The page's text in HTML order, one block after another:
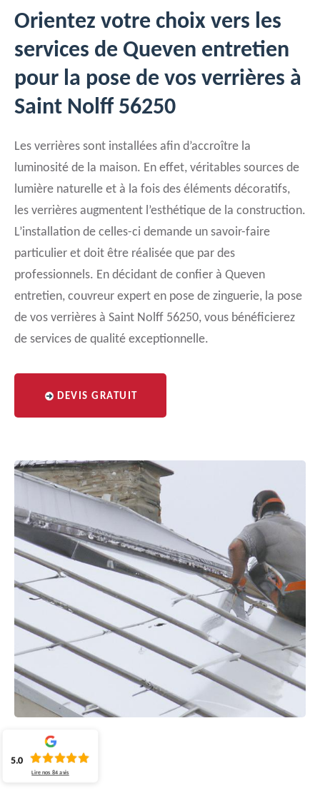
Orientez votre choix vers les
services de Queven entretien
pour la pose de vos verrières à
Saint Nolff 56250
Les verrières sont installées afin d’accroître la
luminosité de la maison. En effet, véritables sources de
lumière naturelle et à la fois des éléments décoratifs,
les verrières augmentent l’esthétique de la construction.
L’installation de celles-ci demande un savoir-faire
particulier et doit être réalisée que par des
professionnels. En décidant de confier à Queven
entretien, couvreur expert en pose de zinguerie, la pose
de vos verrières à Saint Nolff 56250, vous bénéficierez
de services de qualité exceptionnelle.
DEVIS GRATUIT
5.0
Lire nos84 avis